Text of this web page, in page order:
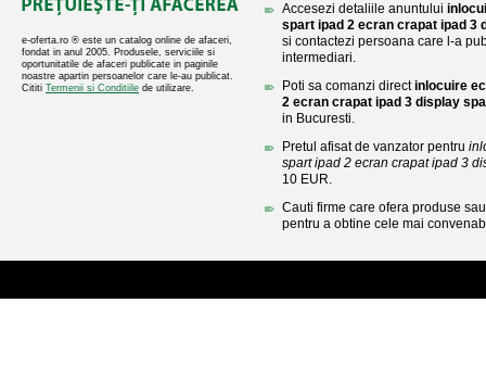
e-oferta.ro ® este un catalog online de afaceri,
fondat in anul 2005. Produsele, serviciile si
oportunitatile de afaceri publicate in paginile
noastre apartin persoanelor care le-au publicat.
Cititi Termenii si Conditiile de utilizare.
Accesezi detaliile anuntului
spart ipad 2 ecran crapat ipad 3
si contactezi persoana care l-a
intermediari.
Poti sa comanzi directinlocuire
2 ecran crapat ipad 3 display
in Bucuresti.
Pretul afisat de vanzator pentru
spart ipad 2 ecran crapat ipad 3
10 EUR.
Cauti firme care ofera produse
pentru a obtine cele mai